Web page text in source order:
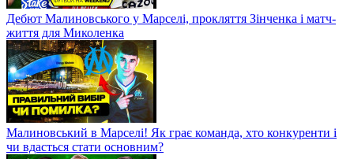
Дебют Малиновського у Марселі, прокляття Зінченка і матч-
життя для Миколенка
Малиновський в Марселі! Як грає команда, хто конкуренти і
чи вдасться стати основним?